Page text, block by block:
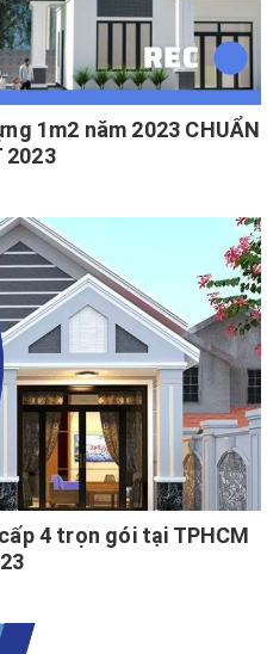
1m2 năm 2023 CHUẨN
2023
4 trọn gói tại TPHCM